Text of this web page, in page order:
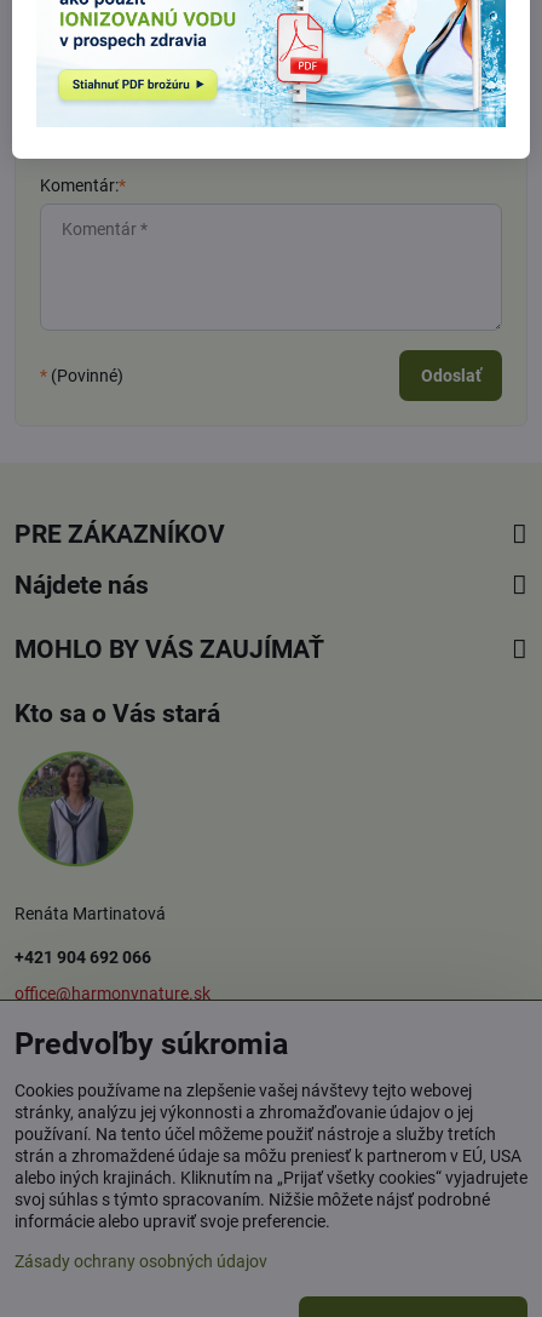
Meno:*
Komentár:*
* (Povinné) Odoslať
PRE ZÁKAZNÍKOV
Nájdete nás
MOHLO BY VÁS ZAUJÍMAŤ
Kto sa o Vás stará
Renáta Martinatová
+421 904 692 066
office@harmonynature.sk
O spoločnosti
Harmony Nature s.r.o.
Štúrova 37, 949 01 Nitra
Osobný odber tovaru: Rybník / okr. Levice
Predvoľby súkromia
Cookies používame na zlepšenie vašej návštevy tejto webovej
stránky, analýzu jej výkonnosti a zhromažďovanie údajov o jej
používaní. Na tento účel môžeme použiť nástroje a služby tretích
strán a zhromaždené údaje sa môžu preniesť k partnerom v EÚ, USA
alebo iných krajinách. Kliknutím na „Prijať všetky cookies“ vyjadrujete
svoj súhlas s týmto spracovaním. Nižšie môžete nájsť podrobné
informácie alebo upraviť svoje preferencie.
Zásady ochrany osobných údajov